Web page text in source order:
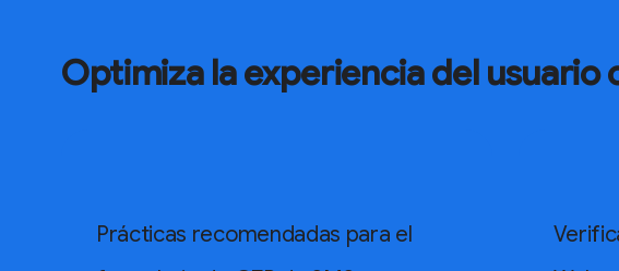
Optimiza la experiencia del
Prácticas recomendadas para el